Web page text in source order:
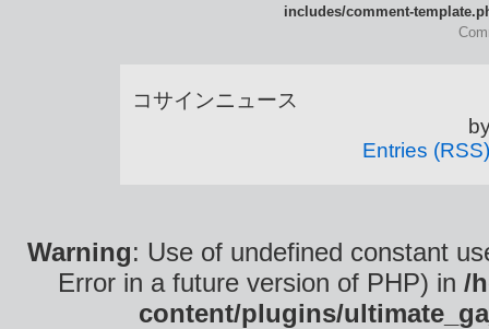
includes/comment-
コサインニュー
Entries (RSS)
Warning: Use of undefined constant
Error in a future version of PHP) in /
content/plugins/